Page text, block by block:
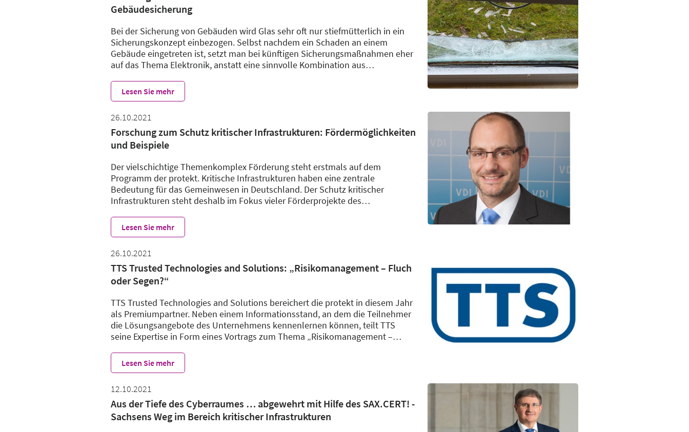
Gebäudesicherung
Bei der Sicherung von Gebäuden wird Glas sehr oft nur stiefmütterlich in ein
Sicherungskonzept einbezogen. Selbst nachdem ein Schaden an einem
Gebäude eingetreten ist, setzt man bei künftigen Sicherungsmaßnahmen eher
auf das Thema Elektronik, anstatt eine sinnvolle Kombination aus…
Lesen Sie mehr
26.10.2021
Forschung zum Schutz kritischer Infrastrukturen: Fördermöglichkeiten
und Beispiele
Der vielschichtige Themenkomplex Förderung steht erstmals auf dem
Programm der protekt. Kritische Infrastrukturen haben eine zentrale
Bedeutung für das Gemeinwesen in Deutschland. Der Schutz kritischer
Infrastrukturen steht deshalb im Fokus vieler Förderprojekte des…
Lesen Sie mehr
26.10.2021
TTS Trusted Technologies and Solutions: „Risikomanagement – Fluch
oder Segen?“
TTS Trusted Technologies and Solutions bereichert die protekt in diesem Jahr
als Premiumpartner. Neben einem Informationsstand, an dem die Teilnehmer
die Lösungsangebote des Unternehmens kennenlernen können, teilt TTS
seine Expertise in Form eines Vortrags zum Thema „Risikomanagement –…
Lesen Sie mehr
12.10.2021
Aus der Tiefe des Cyberraumes … abgewehrt mit Hilfe des SAX.CERT! -
Sachsens Weg im Bereich kritischer Infrastrukturen